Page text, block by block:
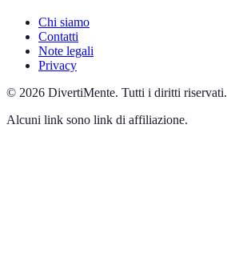
Chi siamo
Contatti
Note legali
Privacy
© 2026 DivertiMente. Tutti i diritti riservati.
Alcuni link sono link di affiliazione.